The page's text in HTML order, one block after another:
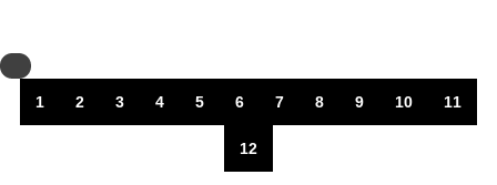
Next
1 2 3 4 5 6 7 8 9 10 11
12